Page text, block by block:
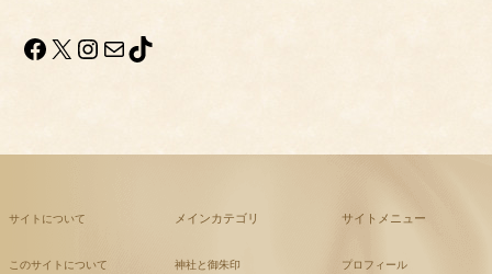
Facebook
X Instagram
メールTikTok
サイトについて
このサイトについて
メインカテゴリ
神社と御朱印
サイトメニュー
プロフィール